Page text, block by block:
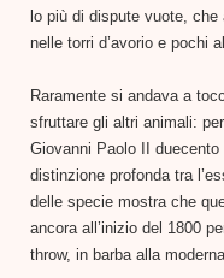
lo più di dispute vuote,
nelle torri d’avorio e pochi
Raramente si andava a
sfruttare gli altri animali:
Giovanni Paolo II duecento
distinzione profonda tra
delle specie mostra che
ancora all’inizio del 1800
throw, in barba alla